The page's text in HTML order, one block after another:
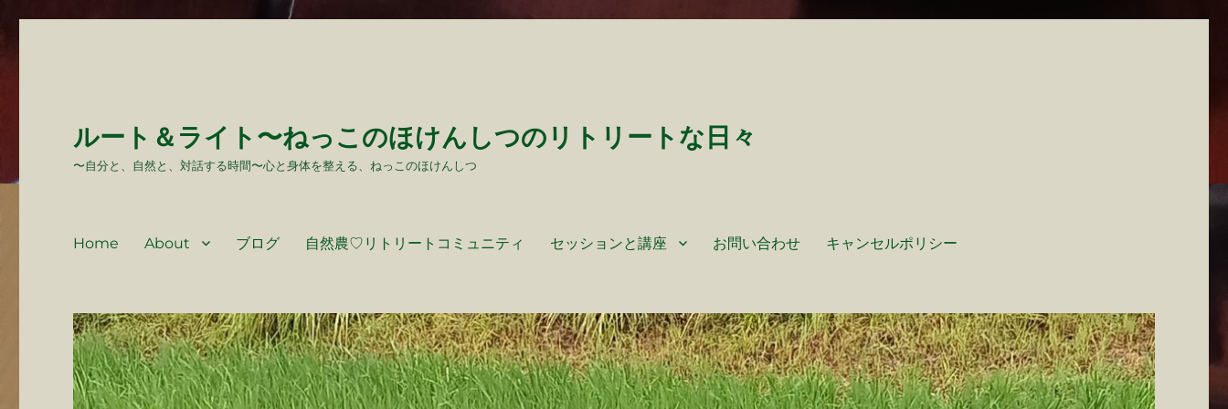
ルート＆ライト〜ねっこのほけんしつのリトリートな日々
〜自分と、自然と、対話する時間〜心と身体を整える、ねっこのほけんしつ
Home About ブログ 自然農♡リトリートコミュニティ セッションと講座 お問い合わせ キャンセルポリシー